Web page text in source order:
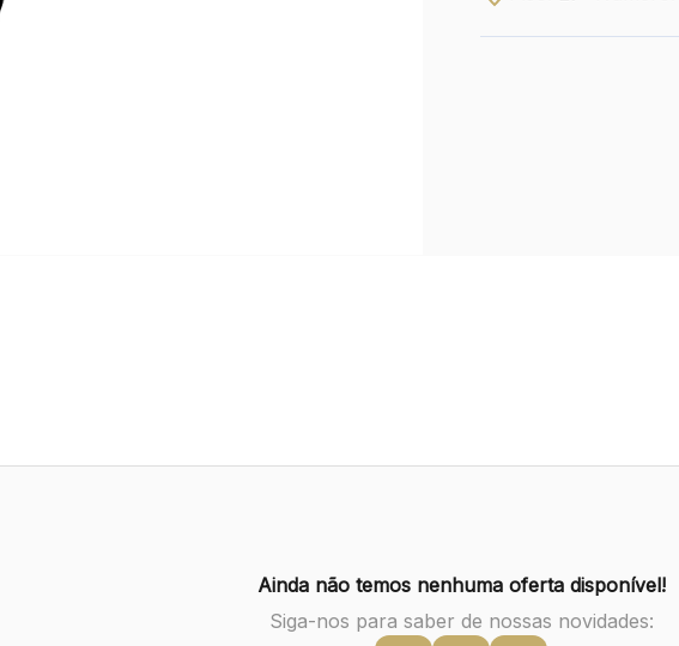
Ainda não temos nenhuma oferta disponível!
Siga-nos para saber de nossas novidades: